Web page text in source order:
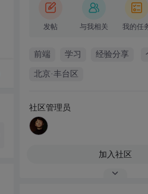
发帖 与我相关 我的任
前端 学习 经验分享
北京·丰台区
社区管理员
加入社区